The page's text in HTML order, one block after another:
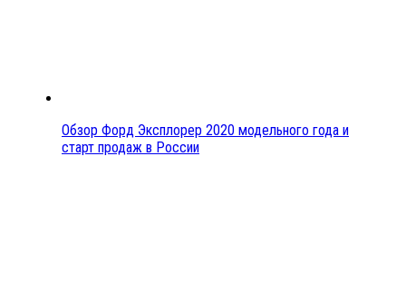
Обзор Форд Эксплорер 2020 модельного года и
старт продаж в России